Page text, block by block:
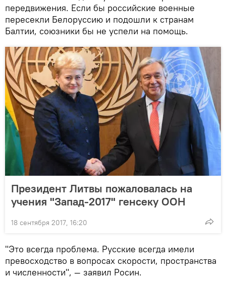
передвижения. Если бы российские военные
пересекли Белоруссию и подошли к странам
Балтии, союзники бы не успели на помощь.
Президент Литвы пожаловалась на
учения "Запад-2017" генсеку ООН
18 сентября 2017, 16:20
"Это всегда проблема. Русские всегда имели
превосходство в вопросах скорости, пространства
и численности", — заявил Росин.